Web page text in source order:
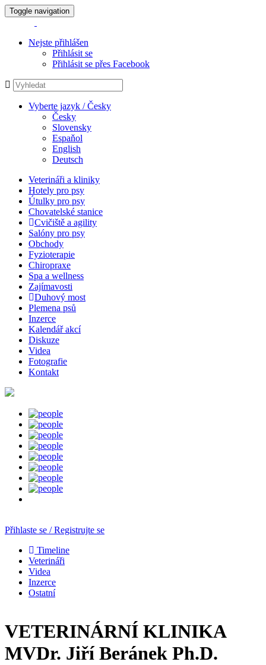
Toggle navigation
Nejste přihlášen
Přihlásit se
Přihlásit se přes Facebook
Vyberte jazyk / Česky
Česky
Slovensky
Espaňol
English
Deutsch
Veterináři a kliniky
Hotely pro psy
Útulky pro psy
Chovatelské stanice
Cvičiště a agility
Salóny pro psy
Obchody
Fyzioterapie
Chiropraxe
Spa a wellness
Zajímavosti
Duhový most
Plemena psů
Inzerce
Kalendář akcí
Diskuze
Videa
Fotografie
Kontakt
Přihlaste se / Registrujte se
Timeline
Veterináři
Videa
Inzerce
Ostatní
VETERINÁRNÍ KLINIKA
MVDr. Jiří Beránek Ph.D.